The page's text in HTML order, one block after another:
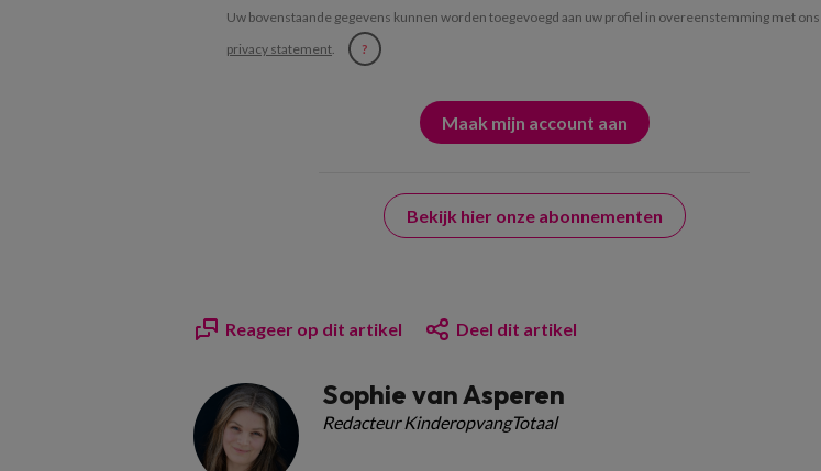
Uw bovenstaande gegevens kunnen worden toegevoegd aan uw profiel in overeenstemming met ons
privacy statement. ?
Bekijk hier onze abonnementen
Reageer op dit artikel Deel dit artikel
Sophie van Asperen
Redacteur KinderopvangTotaal